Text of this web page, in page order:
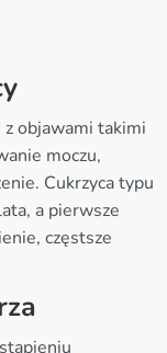
objawami takimi
moczu,
Cukrzyca typu
a pierwsze
częstsze